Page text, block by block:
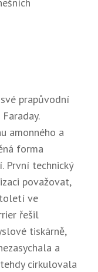
prapůvodní
amonného a
forma
První technický
považovat,
ve
řešil
tiskárně,
a
cirkulovala